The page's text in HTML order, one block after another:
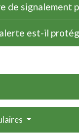
de signalement
est-il